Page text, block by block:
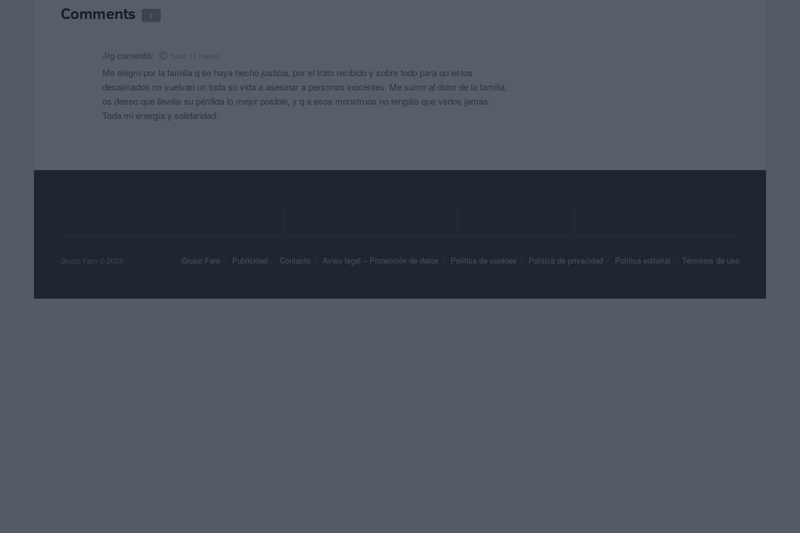
Comments 1
Jrg comentó: hace 11 meses
Me alegro por la familia q se haya hecho justicia, por el trato recibido y sobre todo para qu estos
desalmados no vuelvan un toda su vida a asesinar a personas inocentes. Me sumo al dolor de la familia,
os deseo que llevéis su pérdida lo mejor posible, y q a esos monstruos no tengáis que verlos jamas.
Toda mi energía y solidaridad.
Grupo Faro Publicidad Contacto Aviso legal – Protección de datos Política de cookies Política de privacidad Política editorial Términos de uso
Grupo Faro © 2023